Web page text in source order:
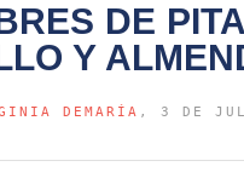
DE
Y
DEMARÍA , 3 DE